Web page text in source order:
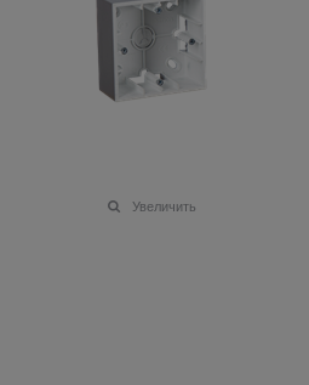
Увеличить